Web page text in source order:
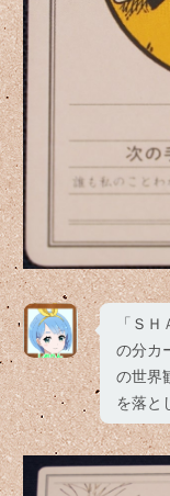
「Ｓ
の分カ
の世界
を落と